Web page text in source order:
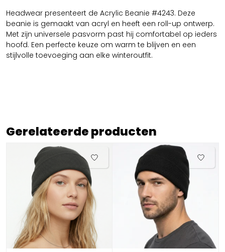
Headwear presenteert de Acrylic Beanie #4243. Deze
beanie is gemaakt van acryl en heeft een roll-up ontwerp.
Met zijn universele pasvorm past hij comfortabel op ieders
hoofd. Een perfecte keuze om warm te blijven en een
stijlvolle toevoeging aan elke winteroutfit.
Gerelateerde producten